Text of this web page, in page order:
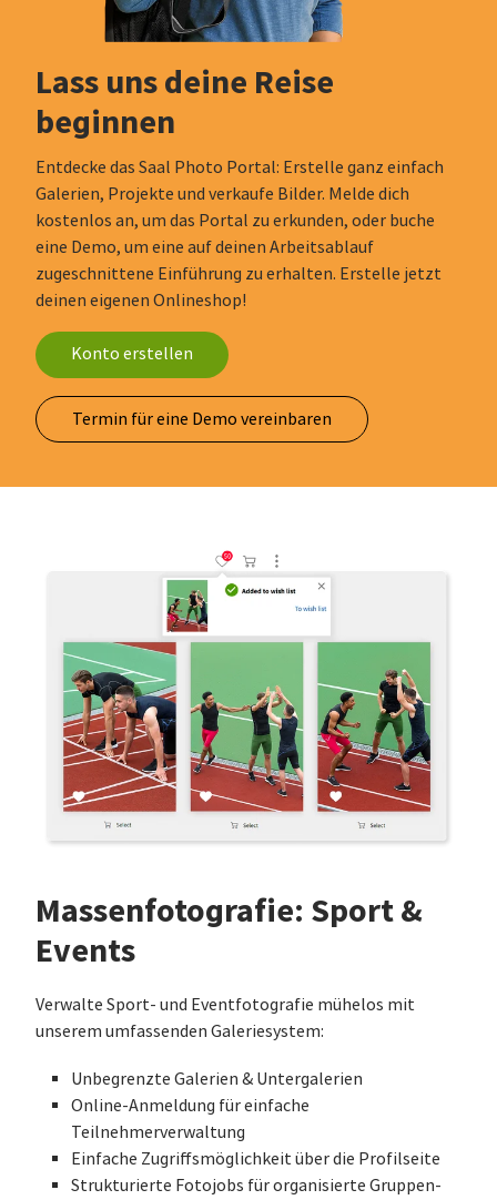
Lass uns deine Reise
beginnen
Entdecke das Saal Photo Portal: Erstelle ganz einfach
Galerien, Projekte und verkaufe Bilder. Melde dich
kostenlos an, um das Portal zu erkunden, oder buche
eine Demo, um eine auf deinen Arbeitsablauf
zugeschnittene Einführung zu erhalten. Erstelle jetzt
deinen eigenen Onlineshop!
Konto erstellen
Termin für eine Demo vereinbaren
Massenfotografie: Sport &
Events
Verwalte Sport- und Eventfotografie mühelos mit
unserem umfassenden Galeriesystem:
Unbegrenzte Galerien & Untergalerien
Online-Anmeldung für einfache
Teilnehmerverwaltung
Einfache Zugriffsmöglichkeit über die Profilseite
Strukturierte Fotojobs für organisierte Gruppen-